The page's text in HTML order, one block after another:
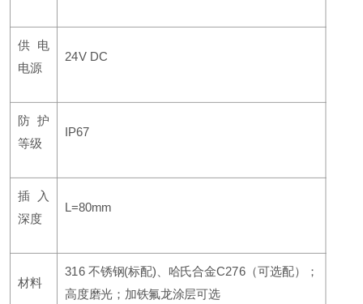
供电
电源
24V DC
防护
等级
IP67
插入
深度
L=80mm
材料
316 不锈钢(标配)、哈氏合金C276（可选配）；
高度磨光；加铁氟龙涂层可选